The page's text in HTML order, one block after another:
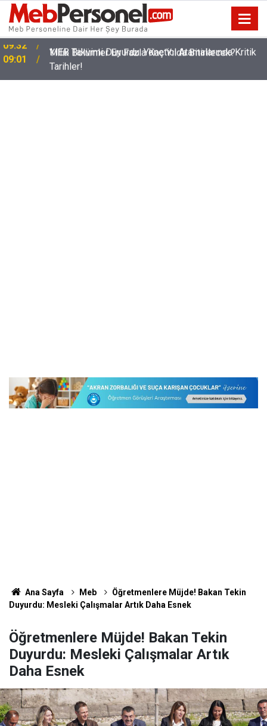
09:01
MEB Takvimi Duyurdu: Yönetici Atamalarında Kritik
Tarihler!
Ana Sayfa Meb
Öğretmenlere Müjde! Bakan Tekin
Duyurdu: Mesleki Çalışmalar Artık Daha Esnek
Öğretmenlere Müjde! Bakan Tekin
Duyurdu: Mesleki Çalışmalar Artık
Daha Esnek